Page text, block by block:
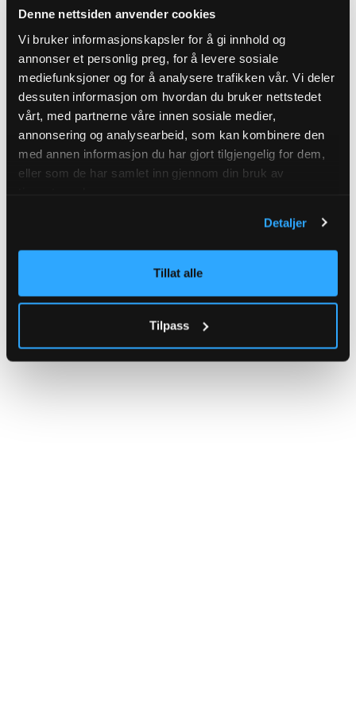
Denne nettsiden anvender cookies
Vi bruker informasjonskapsler for å gi innhold og
annonser et personlig preg, for å levere sosiale
mediefunksjoner og for å analysere trafikken vår. Vi deler
dessuten informasjon om hvordan du bruker nettstedet
vårt, med partnerne våre innen sosiale medier,
annonsering og analysearbeid, som kan kombinere den
med annen informasjon du har gjort tilgjengelig for dem,
eller som de har samlet inn gjennom din bruk av
Detaljer
Tillat alle
Tilpass